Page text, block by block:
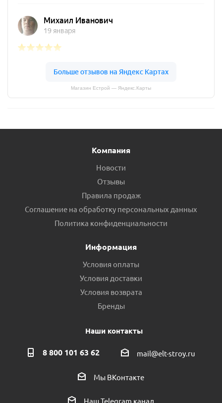
Магазин Естрой — Яндекс.Карты
Компания
Новости
Отзывы
Правила продаж
Соглашение на обработку персональных данных
Политика конфиденциальности
Информация
Условия оплаты
Условия доставки
Условия возврата
Бренды
Наши контакты
8 800 101 63 62 mail@elt-stroy.ru
Мы ВКонтакте
Наш Telegram канал